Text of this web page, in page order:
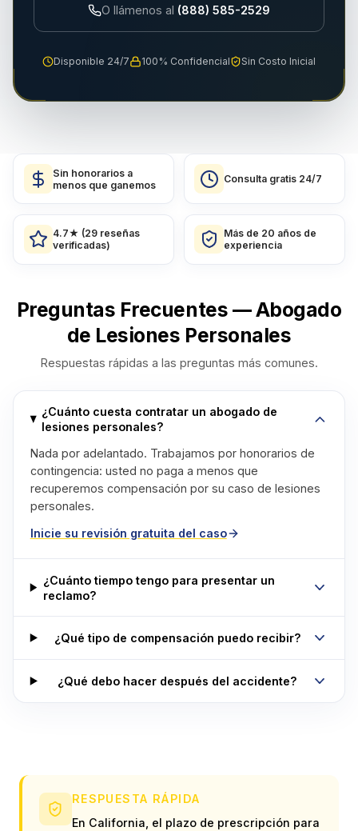
O llámenos al (888) 585-2529
Disponible 24/7 100% Confidencial Sin Costo Inicial
Sin honorarios a
menos que ganemos
Consulta gratis 24/7
4.7★ (29 reseñas
verificadas)
Más de 20 años de
experiencia
Preguntas Frecuentes — Abogado
de Lesiones Personales
Respuestas rápidas a las preguntas más comunes.
¿Cuánto cuesta contratar un abogado de
lesiones personales?
Nada por adelantado. Trabajamos por honorarios de
contingencia: usted no paga a menos que
recuperemos compensación por su caso de lesiones
personales.
Inicie su revisión gratuita del caso
¿Cuánto tiempo tengo para presentar un
reclamo?
¿Qué tipo de compensación puedo recibir?
¿Qué debo hacer después del accidente?
RESPUESTA RÁPIDA
En California, el plazo de prescripción para